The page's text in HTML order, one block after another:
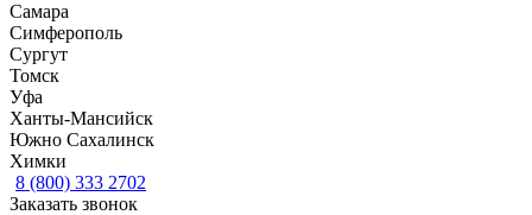
Самара
Симферополь
Сургут
Томск
Уфа
Ханты-Мансийск
Южно Сахалинск
Химки
8 (800) 333 2702
Заказать звонок